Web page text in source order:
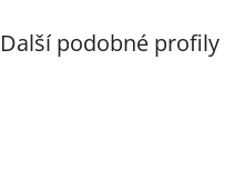
Další podobné profily